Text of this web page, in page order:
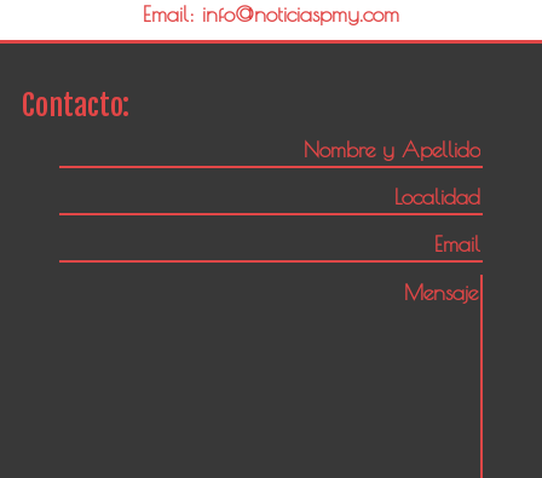
Email: info@noticiaspmy.com
Contacto: